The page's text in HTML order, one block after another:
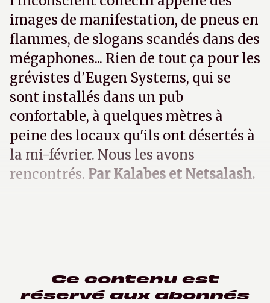
images de manifestation, de pneus en
flammes, de slogans scandés dans des
mégaphones... Rien de tout ça pour les
grévistes d'Eugen Systems, qui se
sont installés dans un pub
confortable, à quelques mètres à
peine des locaux qu'ils ont désertés à
la mi-février. Nous les avons
rencontrés. Par Kalabes et Netsalash.
Ce contenu est
réservé aux abonnés